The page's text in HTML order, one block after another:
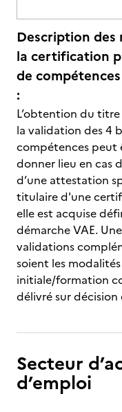
Description
la certification
de
:
L’obtention du
la validation des 4
compétences peut
donner lieu en cas
d’une attestation
titulaire d'une
elle est acquise
démarche VAE.
validations
soient les
initiale/formation
délivré sur
Secteur
d’emploi